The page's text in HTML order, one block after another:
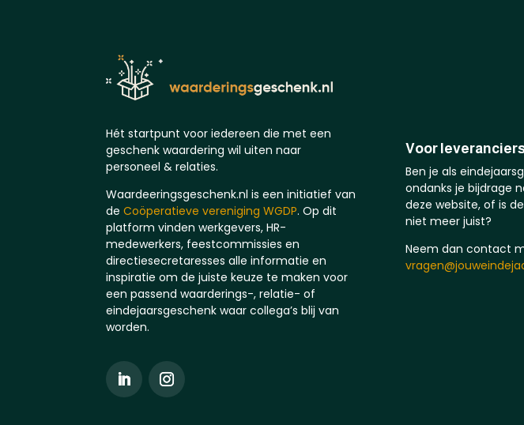
Hét startpunt voor iedereen die met een
geschenk waardering wil uiten naar
personeel & relaties.
Waardeeringsgeschenk.nl is een initiatief van
de Coöperatieve vereniging WGDP. Op dit
platform vinden werkgevers, HR-
medewerkers, feestcommissies en
directiesecretaresses alle informatie en
inspiratie om de juiste keuze te maken voor
een passend waarderings-, relatie- of
eindejaarsgeschenk waar collega’s blij van
worden.
Voor
Ben je als
ondanks je bijdrage
deze website, of is
niet meer juist?
Neem dan contact